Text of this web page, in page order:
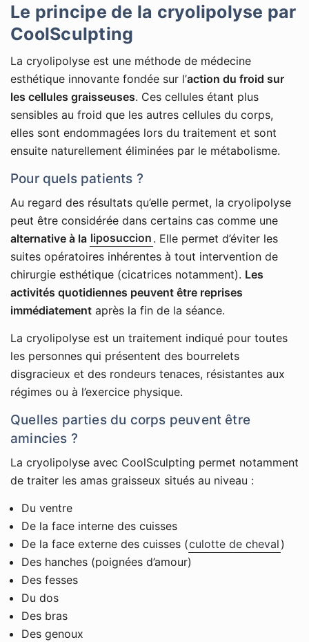
Le principe de la cryolipolyse par
CoolSculpting
La cryolipolyse est une méthode de médecine
esthétique innovante fondée sur l’action du froid sur
les cellules graisseuses. Ces cellules étant plus
sensibles au froid que les autres cellules du corps,
elles sont endommagées lors du traitement et sont
ensuite naturellement éliminées par le métabolisme.
Pour quels patients ?
Au regard des résultats qu’elle permet, la cryolipolyse
peut être considérée dans certains cas comme une
alternative à la liposuccion . Elle permet d’éviter les
suites opératoires inhérentes à tout intervention de
chirurgie esthétique (cicatrices notamment). Les
activités quotidiennes peuvent être reprises
immédiatement après la fin de la séance.
La cryolipolyse est un traitement indiqué pour toutes
les personnes qui présentent des bourrelets
disgracieux et des rondeurs tenaces, résistantes aux
régimes ou à l’exercice physique.
Quelles parties du corps peuvent être
amincies ?
La cryolipolyse avec CoolSculpting permet notamment
de traiter les amas graisseux situés au niveau :
Du ventre
De la face interne des cuisses
De la face externe des cuisses (culotte de cheval )
Des hanches (poignées d’amour)
Des fesses
Du dos
Des bras
Des genoux